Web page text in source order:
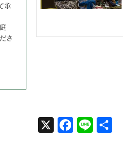
Face
Line
承
さ